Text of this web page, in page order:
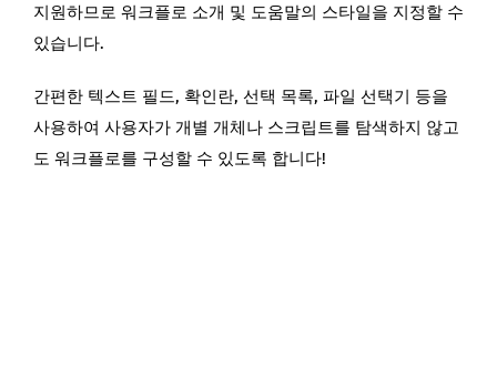
지원하므로 워크플로 소개 및 도움말의 스타일을 지정할 수
있습니다.
간편한 텍스트 필드, 확인란, 선택 목록, 파일 선택기 등을
사용하여 사용자가 개별 개체나 스크립트를 탐색하지 않고
도 워크플로를 구성할 수 있도록 합니다!